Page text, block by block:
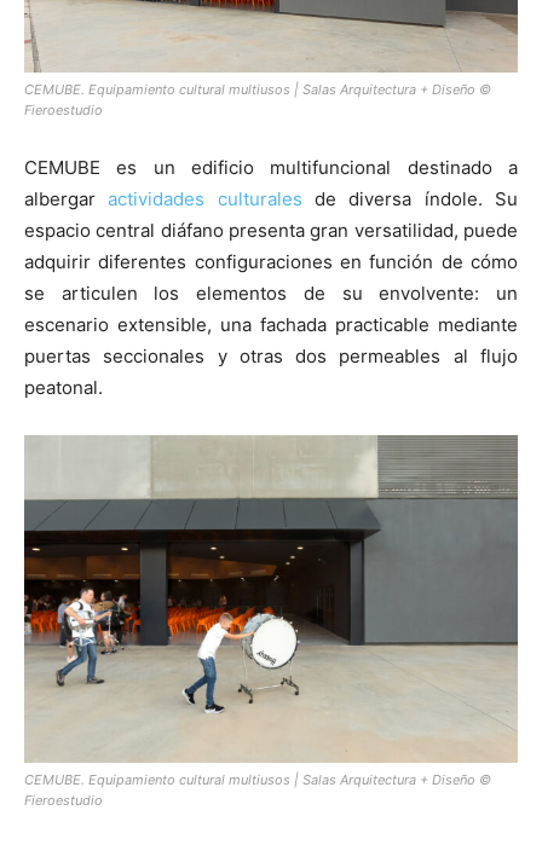
CEMUBE. Equipamiento cultural multiusos | Salas Arquitectura + Diseño ©
Fieroestudio
CEMUBE es un edificio multifuncional destinado a
albergaractividades culturales de diversa índole. Su
espacio central diáfano presenta gran versatilidad, puede
adquirir diferentes configuraciones en función de cómo
se articulen los elementos de su envolvente: un
escenario extensible, una fachada practicable mediante
puertas seccionales y otras dos permeables al flujo
peatonal.
CEMUBE. Equipamiento cultural multiusos | Salas Arquitectura + Diseño ©
Fieroestudio